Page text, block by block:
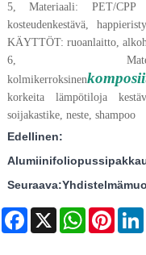
5, Materiaali: PET/CPP
kosteudenkestävä,
KÄYTTÖT: ruoanlaitto,
6,
kolmikerroksinen
korkeita lämpötiloja
soijakastike, neste, shampoo
Edellinen:
Seuraava:
Facebook
X WhatsApp